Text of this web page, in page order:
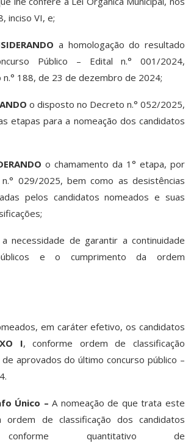
inciso VI, e;
a homologação do resultado
Público – Edital n.° 001/2024,
188, de 23 de dezembro de 2024;
o disposto no Decreto n.° 052/2025,
etapas para a nomeação dos candidatos
o chamamento da 1° etapa, por
029/2025, bem como as desistências
pelos candidatos nomeados e suas
a necessidade de garantir a continuidade
e o cumprimento da ordem
em caráter efetivo, os candidatos
I, conforme ordem de classificação
aprovados do último concurso público –
–A nomeação de que trata este
de classificação dos candidatos
conforme quantitativo de